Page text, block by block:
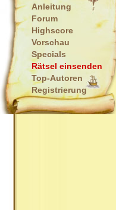
Anleitung
Forum
Highscore
Vorschau
Specials
Rätsel einsenden
Top-Autoren
Registrierung